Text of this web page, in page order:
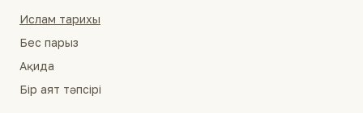
Ислам тарихы
Бес парыз
Ақида
Бір аят тәпсірі